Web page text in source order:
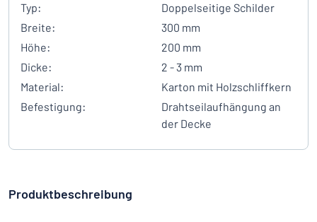
Typ:
Doppelseitige Schilder
Breite:
300 mm
Höhe:
200 mm
Dicke:
2 - 3 mm
Material:
Karton mit Holzschliffkern
Befestigung:
Drahtseilaufhängung an
der Decke
Produktbeschreibung